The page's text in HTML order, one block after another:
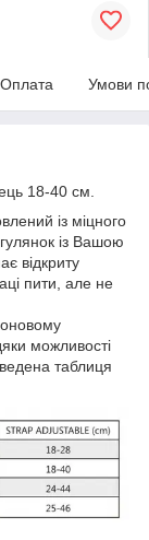
Оплата Умови
18-40 см.
із міцного
із Вашою
відкриту
пити, але не
можливості
таблиця